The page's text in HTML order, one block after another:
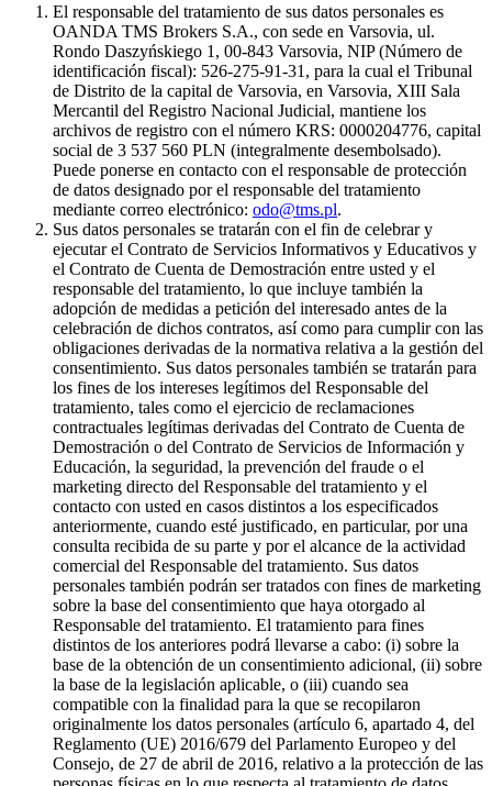
El responsable del tratamiento de sus datos personales es
OANDA TMS Brokers S.A., con sede en Varsovia, ul.
Rondo Daszyńskiego 1, 00-843 Varsovia, NIP (Número de
identificación fiscal): 526-275-91-31, para la cual el Tribunal
de Distrito de la capital de Varsovia, en Varsovia, XIII Sala
Mercantil del Registro Nacional Judicial, mantiene los
archivos de registro con el número KRS: 0000204776, capital
social de 3 537 560 PLN (integralmente desembolsado).
Puede ponerse en contacto con el responsable de protección
de datos designado por el responsable del tratamiento
mediante correo electrónico: odo@tms.pl.
Sus datos personales se tratarán con el fin de celebrar y
ejecutar el Contrato de Servicios Informativos y Educativos y
el Contrato de Cuenta de Demostración entre usted y el
responsable del tratamiento, lo que incluye también la
adopción de medidas a petición del interesado antes de la
celebración de dichos contratos, así como para cumplir con las
obligaciones derivadas de la normativa relativa a la gestión del
consentimiento. Sus datos personales también se tratarán para
los fines de los intereses legítimos del Responsable del
tratamiento, tales como el ejercicio de reclamaciones
contractuales legítimas derivadas del Contrato de Cuenta de
Demostración o del Contrato de Servicios de Información y
Educación, la seguridad, la prevención del fraude o el
marketing directo del Responsable del tratamiento y el
contacto con usted en casos distintos a los especificados
anteriormente, cuando esté justificado, en particular, por una
consulta recibida de su parte y por el alcance de la actividad
comercial del Responsable del tratamiento. Sus datos
personales también podrán ser tratados con fines de marketing
sobre la base del consentimiento que haya otorgado al
Responsable del tratamiento. El tratamiento para fines
distintos de los anteriores podrá llevarse a cabo: (i) sobre la
base de la obtención de un consentimiento adicional, (ii) sobre
la base de la legislación aplicable, o (iii) cuando sea
compatible con la finalidad para la que se recopilaron
originalmente los datos personales (artículo 6, apartado 4, del
Reglamento (UE) 2016/679 del Parlamento Europeo y del
Consejo, de 27 de abril de 2016, relativo a la protección de las